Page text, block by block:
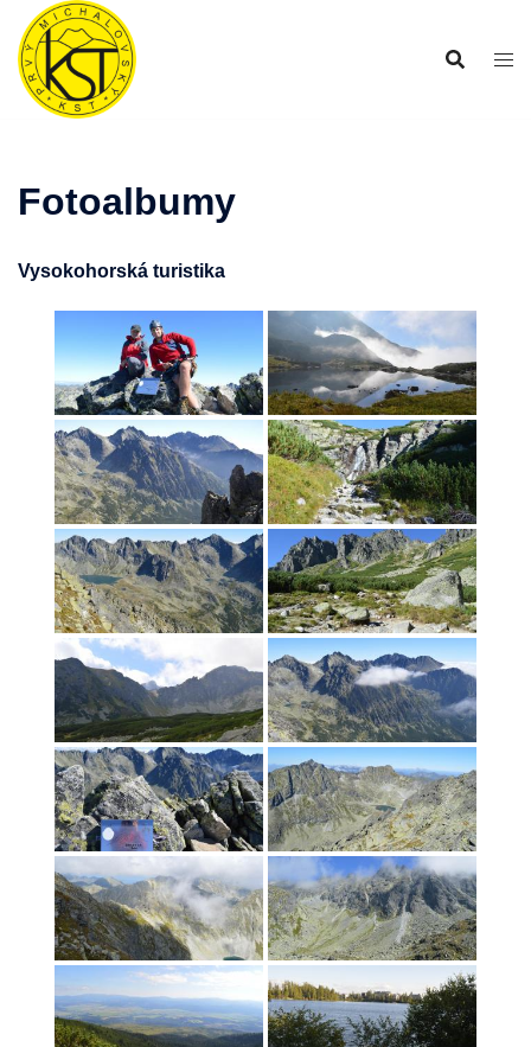
Preskočiť
obsah
Fotoalbumy
Vysokohorská turistika